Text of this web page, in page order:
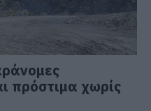
πρόστιμα χωρίς